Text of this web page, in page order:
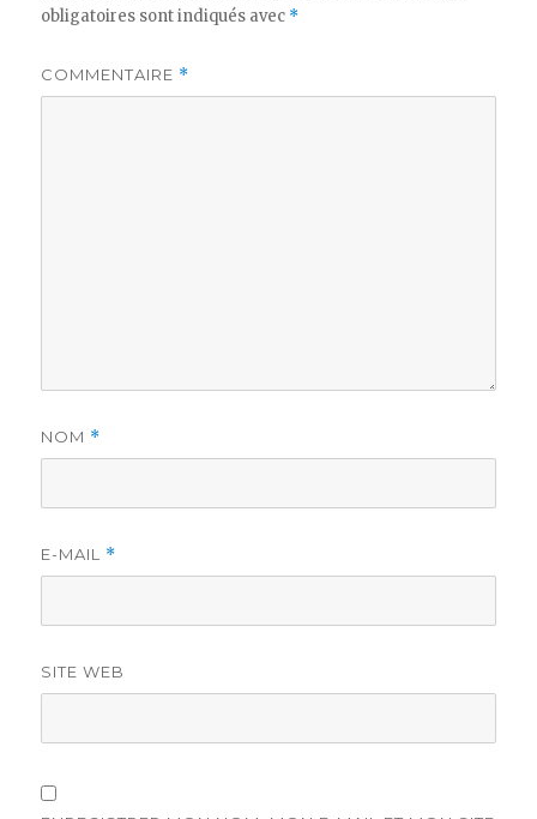
obligatoires sont indiqués avec *
COMMENTAIRE *
NOM *
E-MAIL *
SITE WEB